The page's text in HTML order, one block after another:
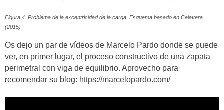
Figura 4. Problema de la excentricidad de la carga. Esquema basado en Calavera
(2015)
Os dejo un par de vídeos de Marcelo Pardo donde se puede
ver, en primer lugar, el proceso constructivo de una zapata
perimetral con viga de equilibrio. Aprovecho para
recomendar su blog: https://marcelopardo.com/